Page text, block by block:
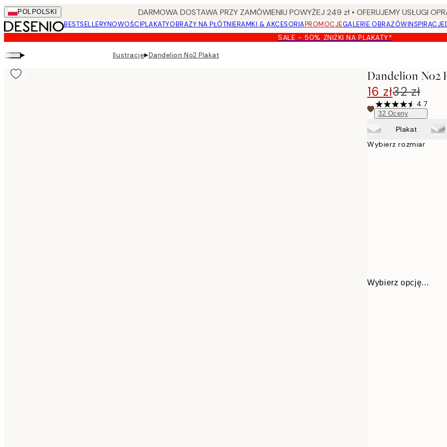
Skip
to
main
content.
POL POLSKI DARMOWA DOSTAWA PRZY ZAMÓWIENIU POWYŻEJ 249 zł • OFERUJEMY USŁUGI
BESTSELLERYNOWOŚCIPLAKATYOBRAZY NA PŁÓTNIERAMKI & AKCESORIAPROMOCJEGALERIE OBRAZÓWINSPIRACJE
SALE - 50% ZNIŻKI NA PLAKATY*
▸ Ilustracje▸Dandelion No2 Plakat
Dandelion No2
16 zł32 zł
4.7
32 Oceny
Plakat
Wybierz rozmiar
Wybierz opcję...